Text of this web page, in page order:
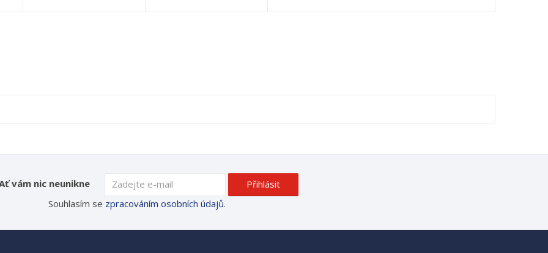
vám nic neunikne
Přihlásit
Souhlasím se zpracováním osobních údajů.